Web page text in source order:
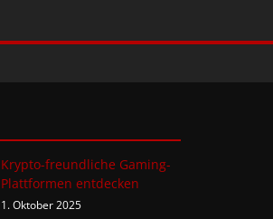
Krypto-freundliche Gaming-
Plattformen entdecken
1. Oktober 2025